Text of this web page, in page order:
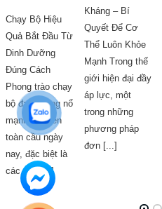
Chạy Bộ Hiệu
Quả Bắt Đầu Từ
Dinh Dưỡng
Đúng Cách
Phong trào chạy
bộ đang bùng nổ
mạnh mẽ trên
toàn cầu ngày
nay, đặc biệt là
các giải [...]
Kháng – Bí
Quyết Để Cơ
Thể Luôn Khỏe
Mạnh Trong thế
giới hiện đại đầy
áp lực, một
trong những
phương pháp
đơn [...]